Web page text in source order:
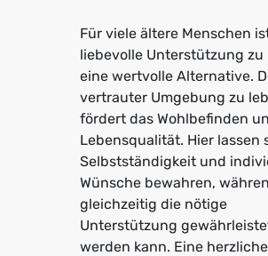
Für viele ältere Menschen
liebevolle Unterstützung zu
eine wertvolle Alternative.
vertrauter Umgebung zu
fördert das Wohlbefinden
Lebensqualität. Hier lassen
Selbstständigkeit und
Wünsche bewahren,
gleichzeitig die nötige
Unterstützung
werden kann. Eine